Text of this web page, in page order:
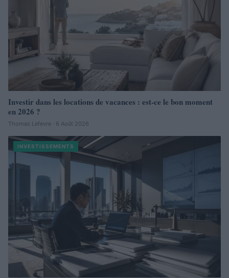
Investir dans les locations de vacances : est-ce le bon moment
en 2026 ?
Thomas Lefevre · 6 Août 2026
INVESTISSEMENTS